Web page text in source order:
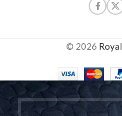
© 2026 Royal